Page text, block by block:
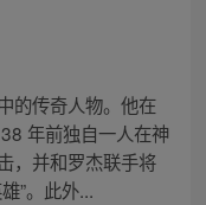
的传奇人物。他在
年前独自一人在神
，并和罗杰联手将
”。此外...